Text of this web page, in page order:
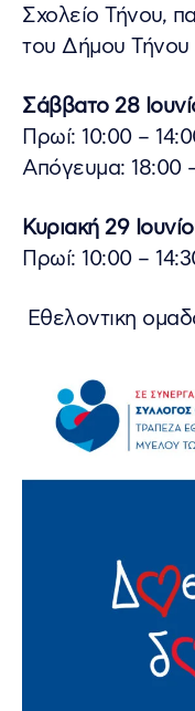
Σχολείο Τήνου,
του Δήμου Τήνου
Σάββατο 28
Πρωί: 10:00 –
Απόγευμα: 18:00
Κυριακή 29
Πρωί: 10:00 –
Εθελοντικη